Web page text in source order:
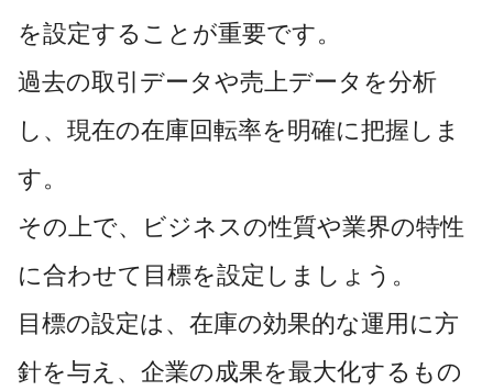
を設定することが重要です。
過去の取引データや売上データを分析
し、現在の在庫回転率を明確に把握しま
す。
その上で、ビジネスの性質や業界の特性
に合わせて目標を設定しましょう。
目標の設定は、在庫の効果的な運用に方
針を与え、企業の成果を最大化するもの